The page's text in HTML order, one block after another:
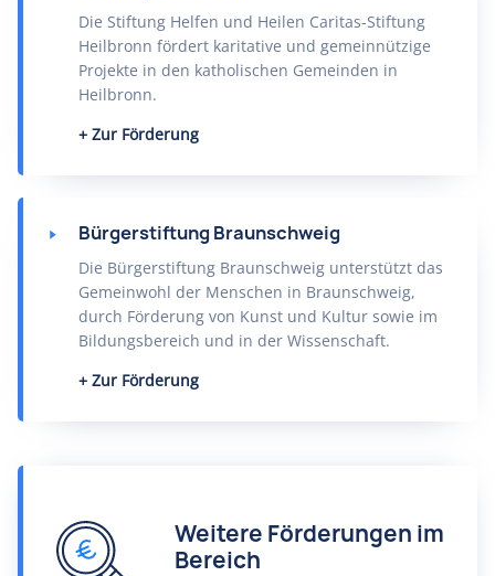
Die Stiftung Helfen und Heilen Caritas-Stiftung
Heilbronn fördert karitative und gemeinnützige
Projekte in den katholischen Gemeinden in
Heilbronn.
Zur Förderung
Bürgerstiftung Braunschweig
Die Bürgerstiftung Braunschweig unterstützt das
Gemeinwohl der Menschen in Braunschweig,
durch Förderung von Kunst und Kultur sowie im
Bildungsbereich und in der Wissenschaft.
Zur Förderung
Weitere Förderungen im
Bereich